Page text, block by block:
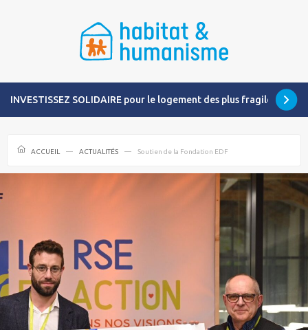
INVESTISSEZ SOLIDAIRE pour le logement des plus fragiles
ACCUEIL ACTUALITÉS Soutien de la Fondation EDF